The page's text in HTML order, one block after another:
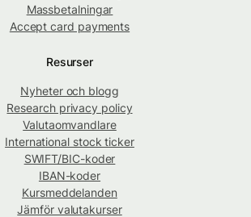
Massbetalningar
Accept card payments
Resurser
Nyheter och blogg
Research privacy policy
Valutaomvandlare
International stock ticker
SWIFT/BIC-koder
IBAN-koder
Kursmeddelanden
Jämför valutakurser